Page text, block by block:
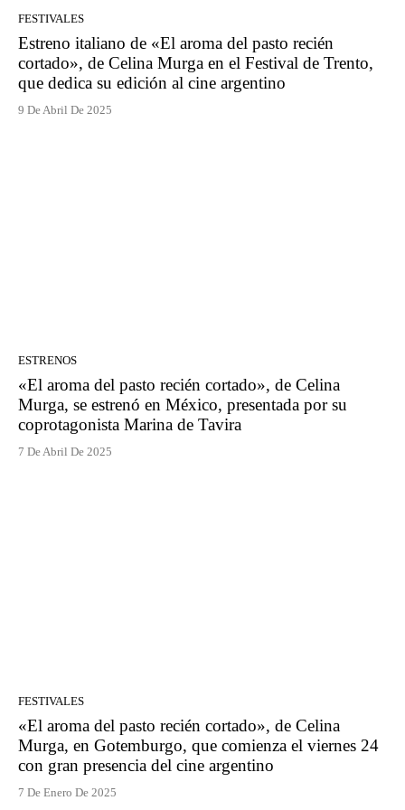
FESTIVALES
Estreno italiano de «El aroma del pasto recién
cortado», de Celina Murga en el Festival de Trento,
que dedica su edición al cine argentino
9 De Abril De 2025
ESTRENOS
«El aroma del pasto recién cortado», de Celina
Murga, se estrenó en México, presentada por su
coprotagonista Marina de Tavira
7 De Abril De 2025
FESTIVALES
«El aroma del pasto recién cortado», de Celina
Murga, en Gotemburgo, que comienza el viernes 24
con gran presencia del cine argentino
7 De Enero De 2025